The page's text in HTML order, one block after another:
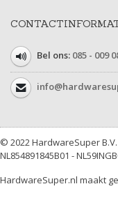
Bel ons: 085 - 009
© 2022 HardwareSuper B.V.
NL854891845B01 -
HardwareSuper.nl maakt